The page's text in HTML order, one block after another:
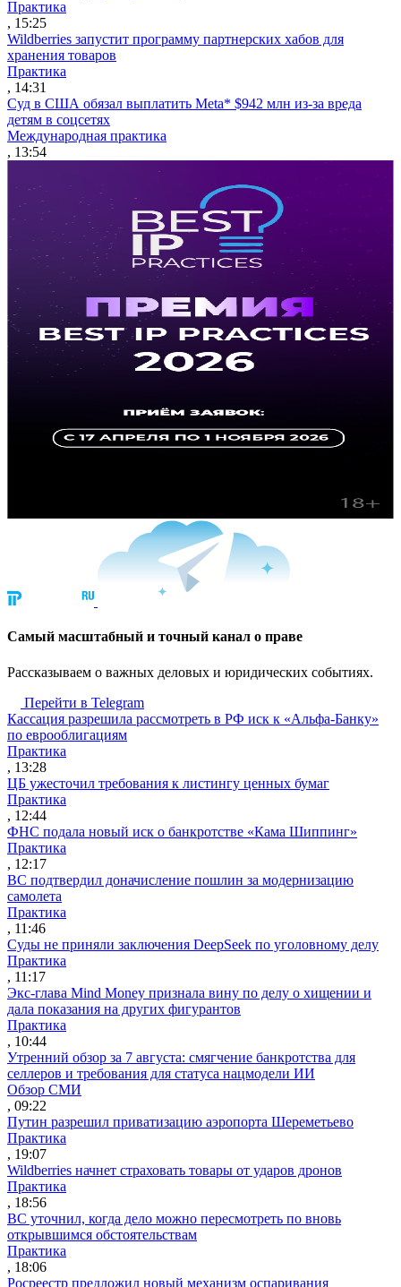
Практика
, 15:25
Wildberries запустит программу партнерских хабов для
хранения товаров
Практика
, 14:31
Суд в США обязал выплатить Meta* $942 млн из-за вреда
детям в соцсетях
Международная практика
, 13:54
Cамый масштабный и точный канал о праве
Рассказываем о важных деловых и юридических событиях.
Перейти в Telegram
Кассация разрешила рассмотреть в РФ иск к «Альфа-Банку»
по еврооблигациям
Практика
, 13:28
ЦБ ужесточил требования к листингу ценных бумаг
Практика
, 12:44
ФНС подала новый иск о банкротстве «Кама Шиппинг»
Практика
, 12:17
ВС подтвердил доначисление пошлин за модернизацию
самолета
Практика
, 11:46
Суды не приняли заключения DeepSeek по уголовному делу
Практика
, 11:17
Экс-глава Mind Money признала вину по делу о хищении и
дала показания на других фигурантов
Практика
, 10:44
Утренний обзор за 7 августа: смягчение банкротства для
селлеров и требования для статуса нацмодели ИИ
Обзор СМИ
, 09:22
Путин разрешил приватизацию аэропорта Шереметьево
Практика
, 19:07
Wildberries начнет страховать товары от ударов дронов
Практика
, 18:56
ВС уточнил, когда дело можно пересмотреть по вновь
открывшимся обстоятельствам
Практика
, 18:06
Росреестр предложил новый механизм оспаривания